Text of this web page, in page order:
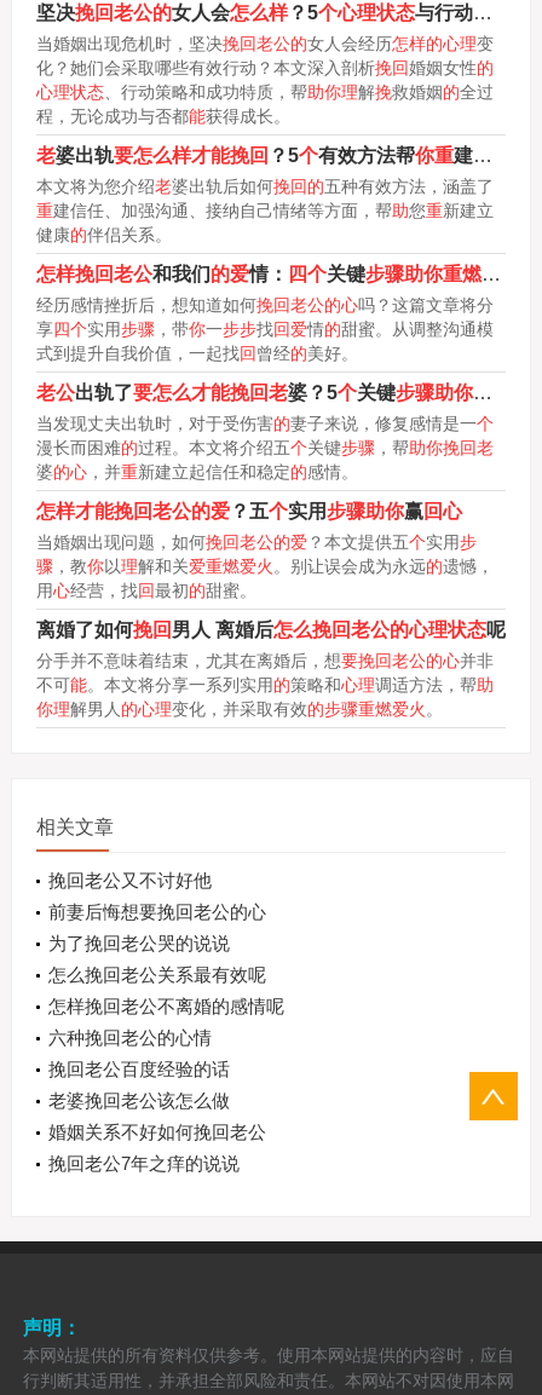
坚决挽回老公的女人会怎么样？5个心理状态与行动解析
当婚姻出现危机时，坚决挽回老公的女人会经历怎样的心理变
化？她们会采取哪些有效行动？本文深入剖析挽回婚姻女性的
心理状态、行动策略和成功特质，帮助你理解挽救婚姻的全过
程，无论成功与否都能获得成长。
老婆出轨要怎么样才能挽回 ？5个有效方法帮你重建信任和感情
本文将为您介绍老婆出轨后如何挽回的五种有效方法，涵盖了
重建信任、加强沟通、接纳自己情绪等方面，帮助您重新建立
健康的伴侣关系。
怎样挽回老公和我们的爱情： 四个关键步骤助你重燃爱火
经历感情挫折后，想知道如何挽回老公的心吗？这篇文章将分
享四个实用步骤，带你一步步找回爱情的甜蜜。从调整沟通模
式到提升自我价值，一起找回曾经的美好。
老公出轨了要怎么才能挽回老婆？5个关键步骤助你修复受
当发现丈夫出轨时，对于受伤害的妻子来说，修复感情是一个
漫长而困难的过程。本文将介绍五个关键步骤，帮助你挽回老
婆的心，并重新建立起信任和稳定的感情。
怎样才能挽回老公的爱？五个实用步骤助你赢回心
当婚姻出现问题，如何挽回老公的爱？本文提供五个实用步
骤，教你以理解和关爱重燃爱火 。别让误会成为永远的遗憾，
用心经营，找回最初的甜蜜。
离婚了如何挽回 男人 离婚后怎么挽回老公的心理状态呢
分手并不意味着结束，尤其在离婚后，想要挽回老公的心并非
不可能。本文将分享一系列实用的策略和心理调适方法，帮助
你理解男人 的心理变化，并采取有效的步骤重燃爱火 。
相关文章
挽回老公又不讨好他
前妻后悔想要挽回老公的心
为了挽回老公哭的说说
怎么挽回老公关系最有效呢
怎样挽回老公不离婚的感情呢
六种挽回老公的心情
挽回老公百度经验的话
老婆挽回老公该怎么做
婚姻关系不好如何挽回老公
挽回老公7年之痒的说说
声明：
本网站提供的所有资料仅供参考。使用本网站提供的内容时，应自
行判断其适用性，并承担全部风险和责任。本网站不对因使用本网